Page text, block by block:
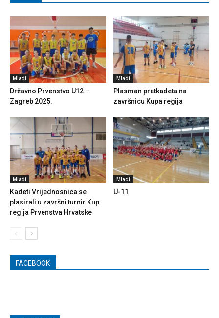
Mladi
Državno Prvenstvo U12 –
Zagreb 2025.
Mladi
Plasman pretkadeta na
završnicu Kupa regija
Mladi
Kadeti Vrijednosnica se
plasirali u završni turnir Kup
regija Prvenstva Hrvatske
Mladi
U-11
FACEBOOK